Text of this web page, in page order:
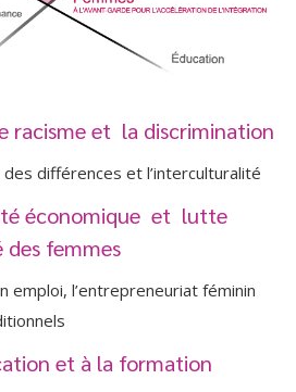
et la discrimination
différences et l’interculturalité
économique et lutte
femmes
emploi, l’entrepreneuriat féminin
et à la formation